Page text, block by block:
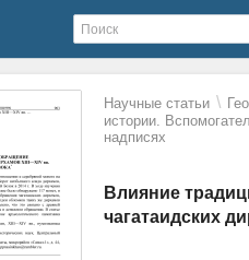
Научные статьи \
истории.
надписях
Влияние
чагатаидских